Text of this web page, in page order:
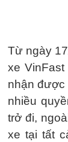
Từ ngày
xe
nhận được
nhiều
trở đi,
xe tại tất